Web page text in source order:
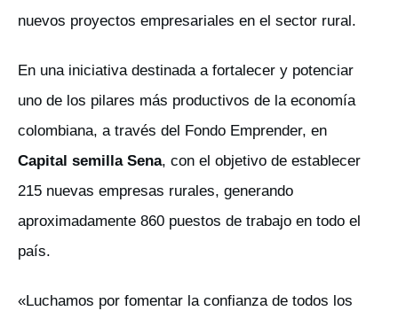
nuevos proyectos empresariales en el sector rural.
En una iniciativa destinada a fortalecer y potenciar
uno de los pilares más productivos de la economía
colombiana, a través del Fondo Emprender, en
Capital semilla Sena, con el objetivo de establecer
215 nuevas empresas rurales, generando
aproximadamente 860 puestos de trabajo en todo el
país.
«Luchamos por fomentar la confianza de todos los